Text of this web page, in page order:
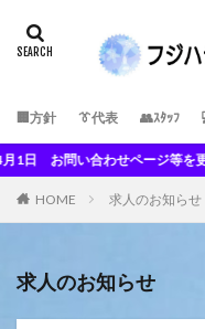
🏢方針 👔代表 👥ｽﾀｯﾌ
い合わせページ等を更新しま
HOME 求人のお知らせ
求人のお知らせ